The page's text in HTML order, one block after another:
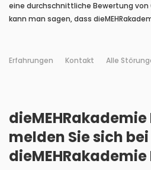
eine durchschnittliche Bewertung von
kann man sagen, dass
Erfahrungen Kontakt Alle
dieMEHRakademie
melden Sie sich